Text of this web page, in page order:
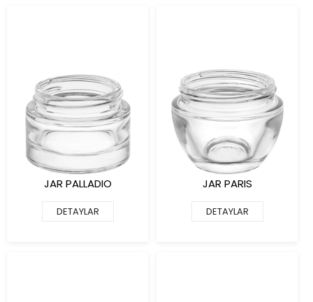
JAR PALLADIO
DETAYLAR
JAR PARIS
DETAYLAR